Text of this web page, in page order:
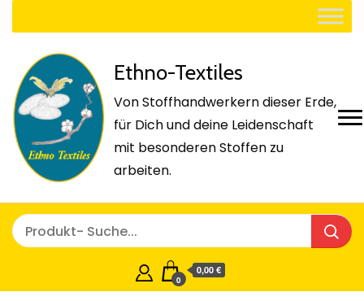
Ethno-Textiles
Von Stoffhandwerkern dieser Erde,
für Dich und deine Leidenschaft
mit besonderen Stoffen zu
arbeiten.
0
0,00 €